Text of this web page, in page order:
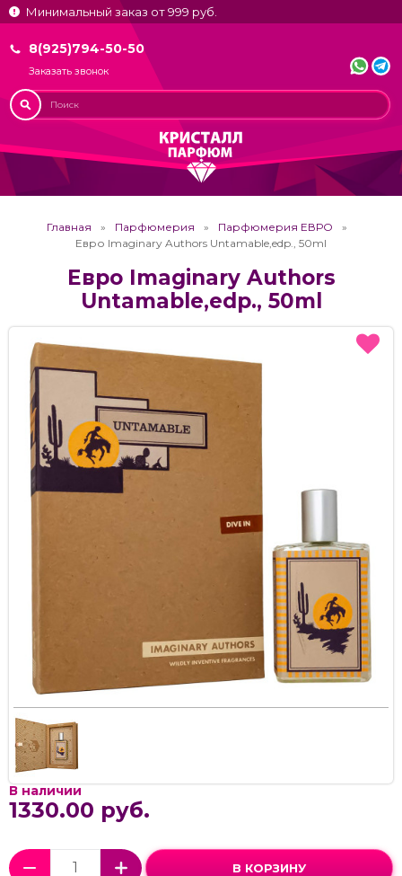
Минимальный заказ от 999 руб.
8(925)794-50-50
Заказать звонок
Главная Парфюмерия
Парфюмерия ЕВРО
Евро Imaginary Authors Untamable,edp., 50ml
Евро Imaginary Authors
Untamable,edp., 50ml
В наличии
1330.00 руб.
В КОРЗИНУ